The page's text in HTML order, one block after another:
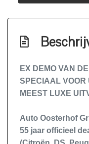
Elektrisch
Elektronisch
Hoofd
Keyless start
Led
EX DEMO VAN
SPECIAAL VOOR
MEEST LUXE
Auto Oosterhof
55 jaar officieel